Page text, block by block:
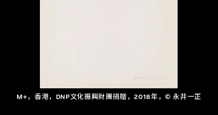
M+，香港，DNP文化振興財團捐贈，2018年，© 永井一正